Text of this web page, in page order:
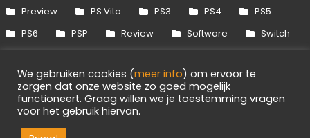
Preview
PS Vita PS3 PS4
PS5
PS6
PSP Review Software
Switch
Xbox 360
Xbox One Xbox Series
We gebruiken cookies (meer info) om ervoor te
zorgen dat onze website zo goed mogelijk
functioneert. Graag willen we je toestemming vragen
voor het gebruik hiervan.